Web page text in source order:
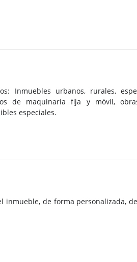
Inmuebles urbanos, rurales,
de maquinaria fija y móvil,
especiales.
inmueble, de forma personalizada,